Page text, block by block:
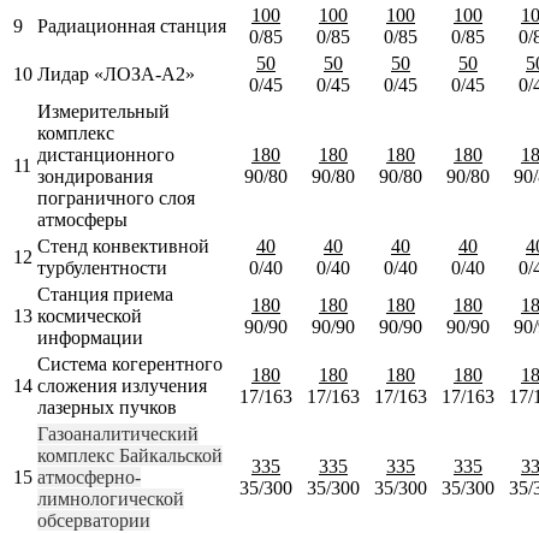
9
Радиационная станция
100
0/85
100
0/85
100
0/85
100
0/85
0/
10 Лидар «ЛОЗА-А2»
50
0/45
50
0/45
50
0/45
50
0/45
0/
11
Измерительный
комплекс
дистанционного
зондирования
пограничного слоя
атмосферы
180
90/80
180
90/80
180
90/80
180
90/80
12
Стенд конвективной
турбулентности
40
0/40
40
0/40
40
0/40
40
0/40
0/
13
Станция приема
космической
информации
180
90/90
180
90/90
180
90/90
180
90/90
14
Система когерентного
сложения излучения
лазерных пучков
180
17/163
180
17/163
180
17/163
180
17/163
17/
15
Газоаналитический
комплекс Байкальской
атмосферно-
лимнологической
обсерватории
335
35/300
335
35/300
335
35/300
335
35/300
35/